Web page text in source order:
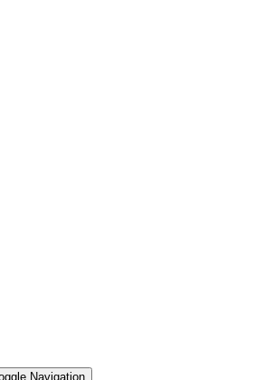
Navigation